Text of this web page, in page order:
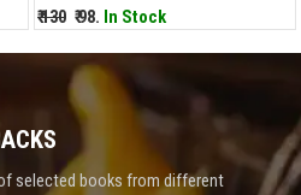
₹ 130 ₹ 98. In Stock
selected books from different